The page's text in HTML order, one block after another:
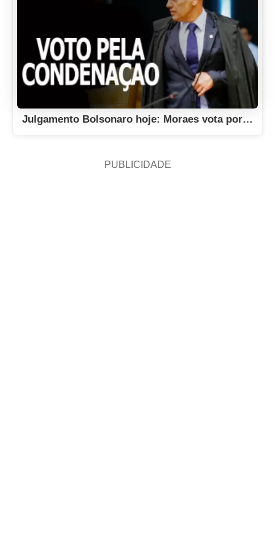
Julgamento Bolsonaro hoje: Moraes vota por…
PUBLICIDADE